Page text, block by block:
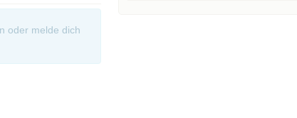
oder melde dich